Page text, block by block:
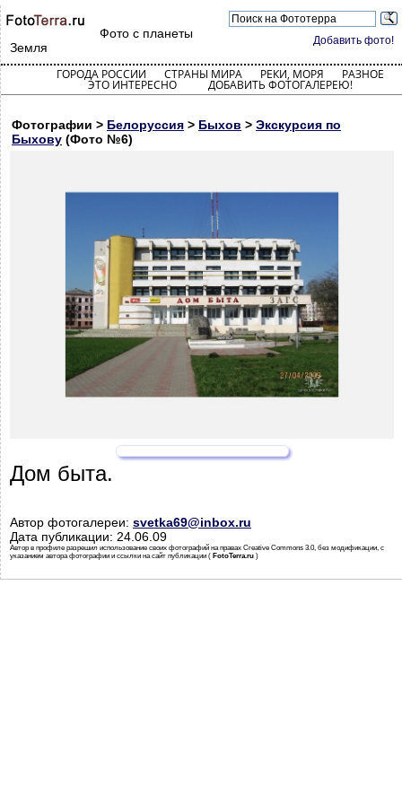
Добавить фото!
Фото с планеты
Земля
ГОРОДА РОССИИ СТРАНЫ МИРА РЕКИ, МОРЯ РАЗНОЕ
ЭТО ИНТЕРЕСНО ДОБАВИТЬ ФОТОГАЛЕРЕЮ!
Фотографии > Белоруссия > Быхов > Экскурсия по
Быхову (Фото №6)
Дом быта.
Автор фотогалереи: svetka69@inbox.ru
Дата публикации: 24.06.09
Автор в профиле разрешил использование своих фотографий на правах Creative Commons 3.0, без модификации, с
указанием автора фотографии и ссылки на сайт публикации ( FotoTerra.ru )